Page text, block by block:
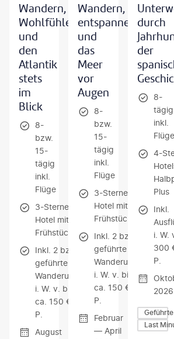
Wandern,
Wohlfühlen
und
den
Atlantik
stets
im
Blick
8-
bzw.
15-
tägig
inkl.
Flüge
3-Sterne-
Hotel mit
Frühstück
Inkl. 2 bzw. 3
geführte
Wanderungen
i. W. v. bis zu
ca. 150 € p.
P.
August
Wandern,
entspannen
und
das
Meer
vor
Augen
8-
bzw.
15-
tägig
inkl.
Flüge
3-Sterne-
Hotel mit
Frühstück
Inkl. 2 bzw. 3
geführte
Wanderungen
i. W. v. bis zu
ca. 150 € p.
P.
Februar
— April
durch
der
8-
tägig
inkl.
Flüge
4-
Plus
Inkl.
i. W.
300
P.
2026
Last